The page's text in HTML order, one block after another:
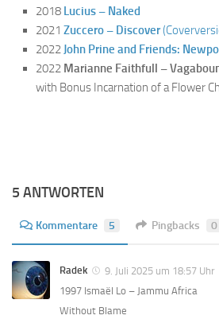
2018 Lucius – Naked
2021 Zuccero – Discover
2022 John Prine and Friends:
2022 Marianne Faithfull –
with Bonus Incarnation of a Flower
5 ANTWORTEN
Kommentare 5 Pingbacks 0
Radek
9. Juli 2025 um 18:57 Uhr
1997 Ismaël Lo – Jammu Africa
Without Blame